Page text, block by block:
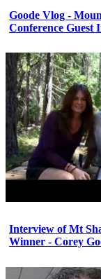
Goode Vlog -
Conference Guest
Interview of Mt
Winner - Corey